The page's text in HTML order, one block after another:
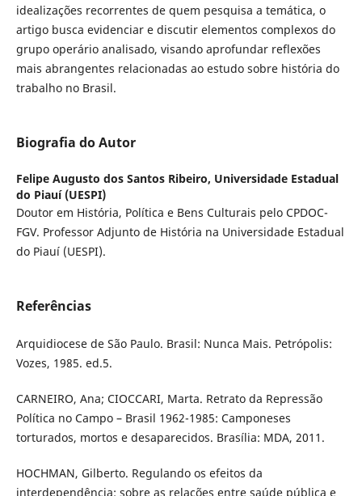
idealizações recorrentes de quem pesquisa a temática, o
artigo busca evidenciar e discutir elementos complexos do
grupo operário analisado, visando aprofundar reflexões
mais abrangentes relacionadas ao estudo sobre história do
trabalho no Brasil.
Biografia do Autor
Felipe Augusto dos Santos Ribeiro, Universidade Estadual
do Piauí (UESPI)
Doutor em História, Política e Bens Culturais pelo CPDOC-
FGV. Professor Adjunto de História na Universidade Estadual
do Piauí (UESPI).
Referências
Arquidiocese de São Paulo. Brasil: Nunca Mais. Petrópolis:
Vozes, 1985. ed.5.
CARNEIRO, Ana; CIOCCARI, Marta. Retrato da Repressão
Política no Campo – Brasil 1962-1985: Camponeses
torturados, mortos e desaparecidos. Brasília: MDA, 2011.
HOCHMAN, Gilberto. Regulando os efeitos da
interdependência: sobre as relações entre saúde pública e